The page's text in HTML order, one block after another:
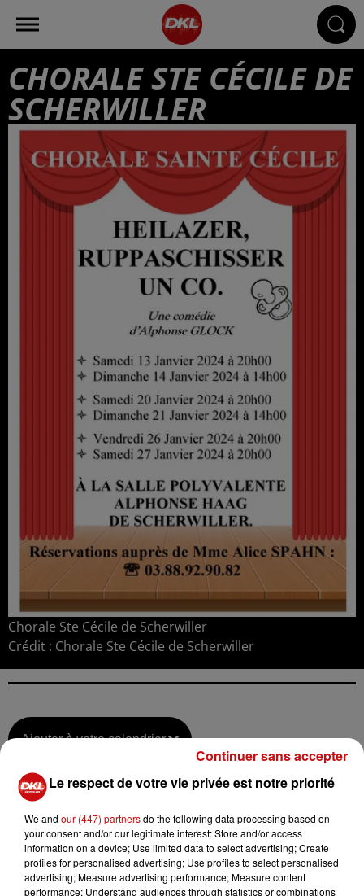
CHORALE STE CÉCILE DE
SCHERWILLER
Chorale Ste Cécile de Scherwiller
Crédit : Chorale Ste Cécile de Scherwiller
Ajouter à votre calendrier
Date
au13 janvier 2024 à 22h00
Le respect de votre vie privée est notre priorité
We and our (447) partnersdo the following data processing based on
your consent and/or our legitimate interest: Store and/or access
information on a device; Use limited data to select advertising; Create
profiles for personalised advertising; Use profiles to select personalised
advertising; Measure advertising performance; Measure content
performance; Understand audiences through statistics or combinations
Continuer sans accepter